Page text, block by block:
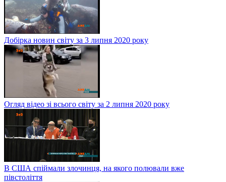
Добірка новин світу за 3 липня 2020 року
Огляд відео зі всього світу за 2 липня 2020 року
В США спіймали злочинця, на якого полювали вже
півстоліття